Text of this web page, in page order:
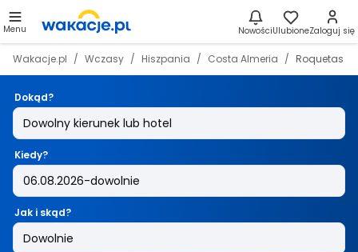
Menu NowościUlubioneZaloguj się
Wakacje.pl Wczasy Hiszpania Costa Almeria Roquetas
Dokąd?
Kiedy?
Jak i skąd?